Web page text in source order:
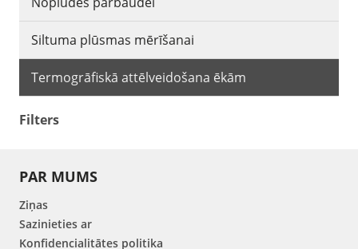
Siltuma plūsmas mērīšanai
Termogrāfiskā attēlveidošana ēkām
Filters
PAR MUMS
Ziņas
Sazinieties ar
Konfidencialitātes politika